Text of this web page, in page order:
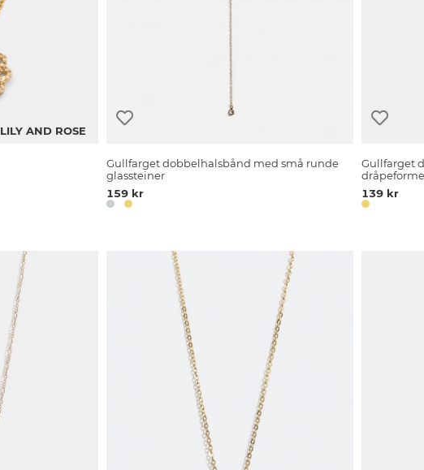
LILY AND ROSE
Gullfarget dobbelhalsbånd med små runde
glassteiner
159 kr
Gullfarget
139 kr